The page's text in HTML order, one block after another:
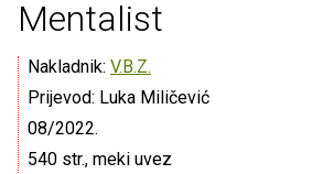
Mentalist
Nakladnik: V.B.Z.
Prijevod: Luka Miličević
08/2022.
540 str., meki uvez